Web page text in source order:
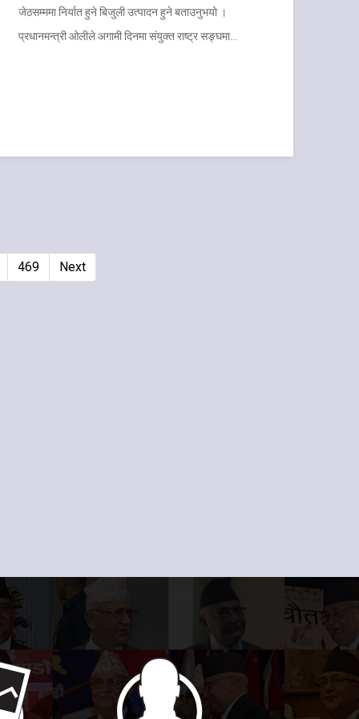
जेठसम्ममा निर्यात हुने बिजुली उत्पादन हुने बताउनुभयो ।
प्रधानमन्त्री ओलीले अगामी दिनमा संयुक्त राष्ट्र सङ्घमा…
469 Next